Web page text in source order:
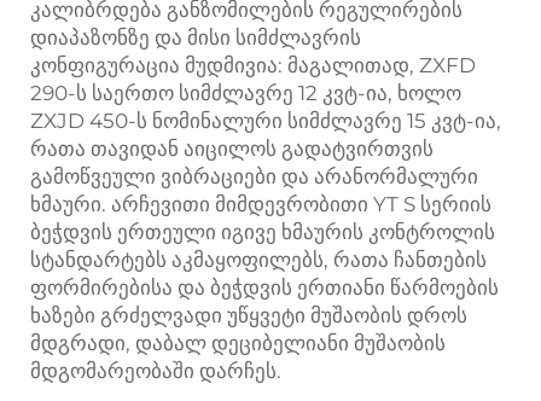
კალიბრდება განზომილების რეგულირების
დიაპაზონზე და მისი სიმძლავრის
კონფიგურაცია მუდმივია: მაგალითად, ZXFD
290-ს საერთო სიმძლავრე 12 კვტ-ია, ხოლო
ZXJD 450-ს ნომინალური სიმძლავრე 15 კვტ-ია,
რათა თავიდან აიცილოს გადატვირთვის
გამოწვეული ვიბრაციები და არანორმალური
ხმაური. არჩევითი მიმდევრობითი YT S სერიის
ბეჭდვის ერთეული იგივე ხმაურის კონტროლის
სტანდარტებს აკმაყოფილებს, რათა ჩანთების
ფორმირებისა და ბეჭდვის ერთიანი წარმოების
ხაზები გრძელვადი უწყვეტი მუშაობის დროს
მდგრადი, დაბალ დეციბელიანი მუშაობის
მდგომარეობაში დარჩეს.